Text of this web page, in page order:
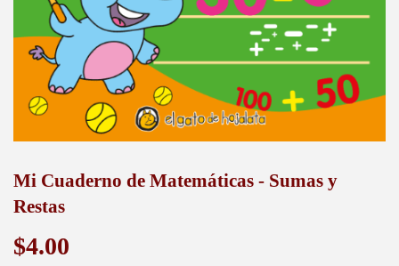
Mi Cuaderno de Matemáticas - Sumas y
Restas
$4.00